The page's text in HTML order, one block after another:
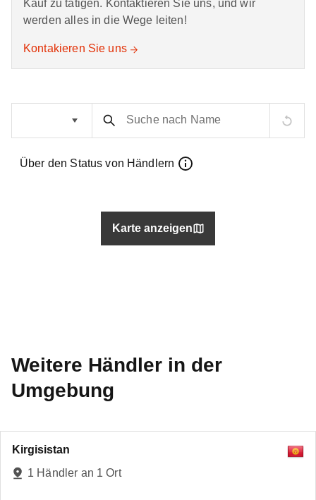
Kauf zu tätigen. Kontaktieren Sie uns, und wir
werden alles in die Wege leiten!
Kontakieren Sie uns
Suche nach Name
Über den Status von Händlern
Karte anzeigen
Weitere Händler in der
Umgebung
Kirgisistan
1 Händler an 1 Ort